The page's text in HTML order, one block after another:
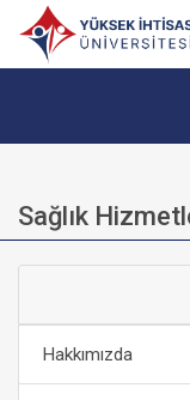
Sağlık
Hakkımızda